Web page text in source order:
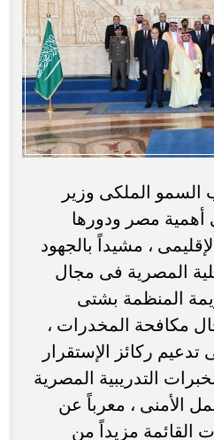
السمو الملكى وزير
أهمية مصر ودورها
، مشيداً بالجهود
المصرية فى مجال
المنظمة بشتى
مكافحة المخدرات ،
تدعيم ركائز الإستقرار
التدريبية المصرية
الأمنى ، معرباً عن
القائمة مزيداً من